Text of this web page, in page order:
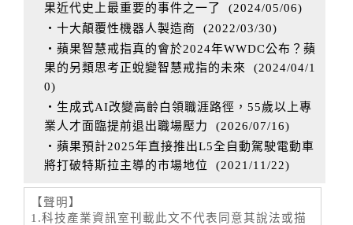
果近代史上最重要的事件之一了
(2024/05/06)
‧十大顛覆性機器人製造商
(2022/03/30)
‧蘋果智慧戒指真的會於2024年WWDC公布？蘋
果的另類思考正蛻變智慧戒指的未來
(2024/04/1
0)
‧生成式AI改變高齡白領職涯路徑，55歲以上專
業人才面臨提前退出職場壓力
(2026/07/16)
‧蘋果預計2025年直接推出L5全自動駕駛電動車
將打破特斯拉主導的市場地位
(2021/11/22)
【聲明】
1.科技產業資訊室刊載此文不代表同意其說法或描